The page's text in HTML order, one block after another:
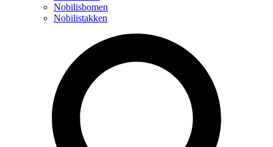
Nobilisbomen
Nobilistakken